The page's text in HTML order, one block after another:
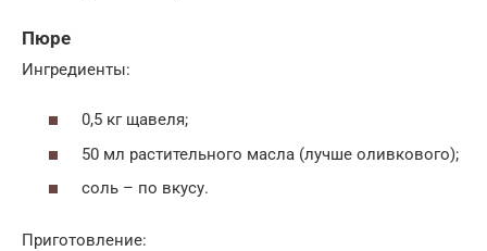
Пюре
Ингредиенты:
0,5 кг щавеля;
50 мл растительного масла (лучше оливкового);
соль – по вкусу.
Приготовление: